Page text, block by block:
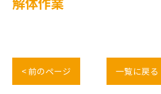
< 前のページ 一覧に戻る